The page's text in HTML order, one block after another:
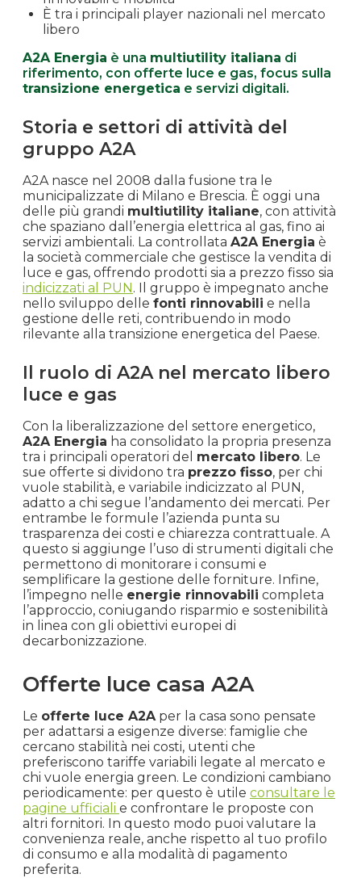
È tra i principali player nazionali nel mercato
libero
A2A Energia è una multiutility italiana di
riferimento, con offerte luce e gas, focus sulla
transizione energetica e servizi digitali.
Storia e settori di attività del
gruppo A2A
A2A nasce nel 2008 dalla fusione tra le
municipalizzate di Milano e Brescia. È oggi una
delle più grandi multiutility italiane, con attività
che spaziano dall’energia elettrica al gas, fino ai
servizi ambientali. La controllata A2A Energia è
la società commerciale che gestisce la vendita di
luce e gas, offrendo prodotti sia a prezzo fisso sia
indicizzati al PUN. Il gruppo è impegnato anche
nello sviluppo delle fonti rinnovabili e nella
gestione delle reti, contribuendo in modo
rilevante alla transizione energetica del Paese.
Il ruolo di A2A nel mercato libero
luce e gas
Con la liberalizzazione del settore energetico,
A2A Energia ha consolidato la propria presenza
tra i principali operatori del mercato libero. Le
sue offerte si dividono tra prezzo fisso, per chi
vuole stabilità, e variabile indicizzato al PUN,
adatto a chi segue l’andamento dei mercati. Per
entrambe le formule l’azienda punta su
trasparenza dei costi e chiarezza contrattuale. A
questo si aggiunge l’uso di strumenti digitali che
permettono di monitorare i consumi e
semplificare la gestione delle forniture. Infine,
l’impegno nelle energie rinnovabili completa
l’approccio, coniugando risparmio e sostenibilità
in linea con gli obiettivi europei di
decarbonizzazione.
Offerte luce casa A2A
Le offerte luce A2A per la casa sono pensate
per adattarsi a esigenze diverse: famiglie che
cercano stabilità nei costi, utenti che
preferiscono tariffe variabili legate al mercato e
chi vuole energia green. Le condizioni cambiano
periodicamente: per questo è utile consultare le
pagine ufficiali e confrontare le proposte con
altri fornitori. In questo modo puoi valutare la
convenienza reale, anche rispetto al tuo profilo
di consumo e alla modalità di pagamento
preferita.